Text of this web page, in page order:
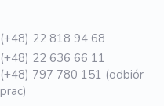
(+48) 22 818 94 68
(+48) 22 636 66 11
(+48) 797 780 151 (odbiór
prac)